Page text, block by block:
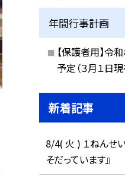
年間行事計画
【保護者用】令
予定（３月１日現
新着記事
8/4( 火 ) １ねんせ
そだっています』